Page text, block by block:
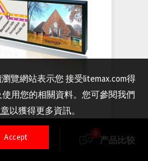
SSH
产品选择
0
产品比较
覽網站表示您 接受litemax.com得
用您的相關資料。您可參閱我們
以獲得更多資訊。
Accept